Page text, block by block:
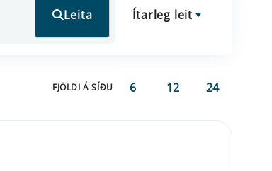
Leita Ítarleg leit
FJÖLDI Á SÍÐU 6 12 24